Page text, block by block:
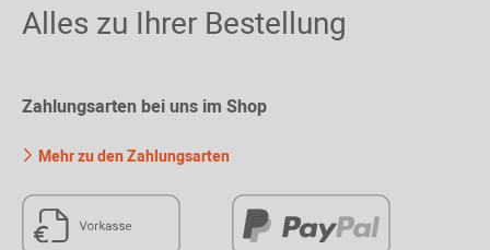
Alles zu Ihrer Bestellung
Zahlungsarten bei uns im Shop
Mehr zu den Zahlungsarten